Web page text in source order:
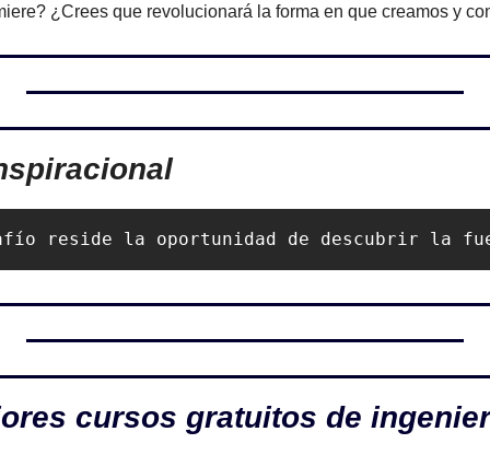
¿Crees que revolucionará la forma en que creamos y
reside la oportunidad de descubrir la
cursos gratuitos de